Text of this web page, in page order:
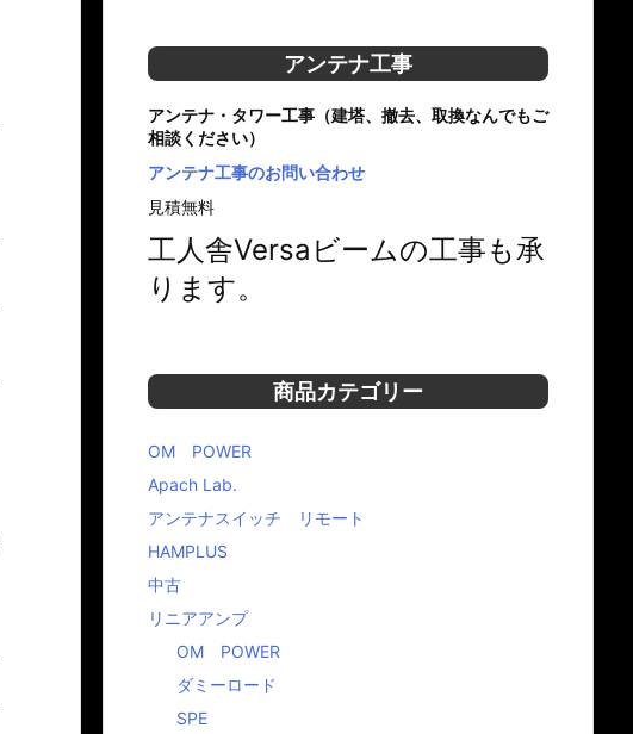
アンテナ工事
アンテナ・タワー工事（建塔、撤去、取換なんでもご
相談ください）
アンテナ工事のお問い合わせ
見積無料
工人舎Versaビームの工事も承
ります。
商品カテゴリー
OM POWER
Apach Lab.
アンテナスイッチ リモート
HAMPLUS
中古
リニアアンプ
OM POWER
ダミーロード
SPE